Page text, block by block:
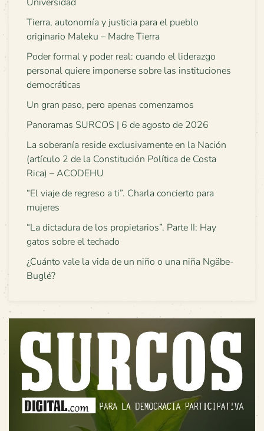
Tierra, autonomía y justicia para el pueblo
originario Maleku – Madre Tierra
Poder formal y poder real: cuando el liderazgo
personal quiere imponerse sobre las instituciones
democráticas
Un gran paso, pero apenas comenzamos
Panoramas SURCOS | 6 de agosto de 2026
La soberanía reside exclusivamente en la Nación
(artículo 2 de la Constitución Política de Costa
Rica) – ACODEHU
“El viaje de regreso a ti”. Charla concierto para
mujeres
“La dictadura de los propietarios”. Parte II: Hay
gatos sobre el techado
¿Cuánto vale la vida de un niño o una niña Ngäbe-
Buglé?